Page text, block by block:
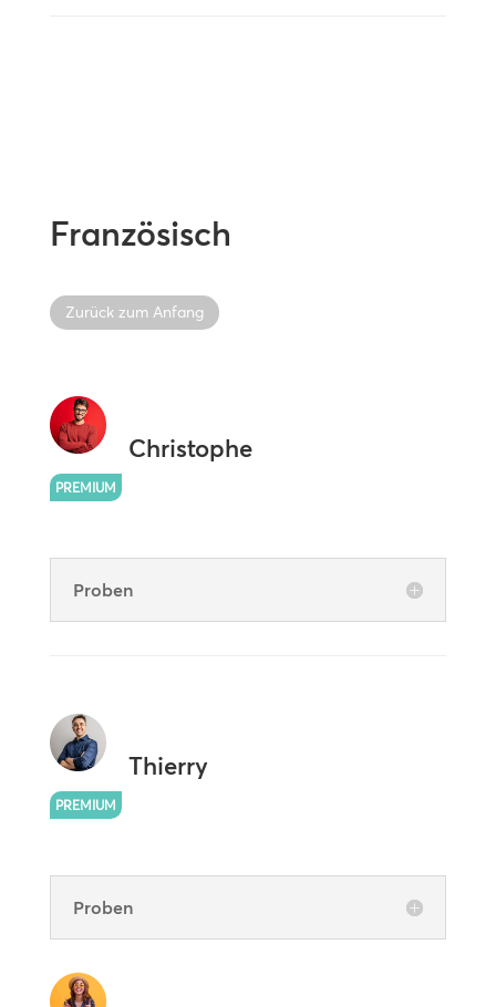
Französisch
Zurück zum Anfang
Christophe
PREMIUM
Proben
Thierry
PREMIUM
Proben